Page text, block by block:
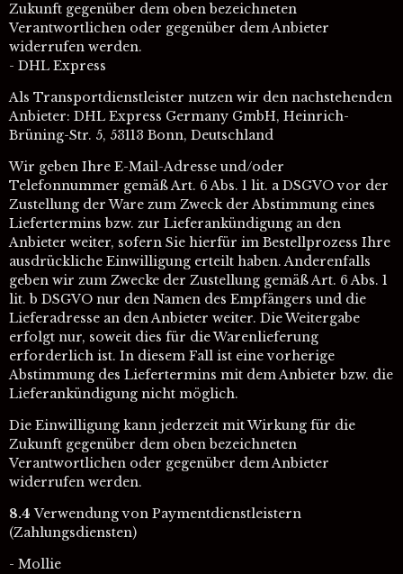
Zukunft gegenüber dem oben bezeichneten
Verantwortlichen oder gegenüber dem Anbieter
widerrufen werden.
- DHL Express
Als Transportdienstleister nutzen wir den nachstehenden
Anbieter: DHL Express Germany GmbH, Heinrich-
Brüning-Str. 5, 53113 Bonn, Deutschland
Wir geben Ihre E-Mail-Adresse und/oder
Telefonnummer gemäß Art. 6 Abs. 1 lit. a DSGVO vor der
Zustellung der Ware zum Zweck der Abstimmung eines
Liefertermins bzw. zur Lieferankündigung an den
Anbieter weiter, sofern Sie hierfür im Bestellprozess Ihre
ausdrückliche Einwilligung erteilt haben. Anderenfalls
geben wir zum Zwecke der Zustellung gemäß Art. 6 Abs. 1
lit. b DSGVO nur den Namen des Empfängers und die
Lieferadresse an den Anbieter weiter. Die Weitergabe
erfolgt nur, soweit dies für die Warenlieferung
erforderlich ist. In diesem Fall ist eine vorherige
Abstimmung des Liefertermins mit dem Anbieter bzw. die
Lieferankündigung nicht möglich.
Die Einwilligung kann jederzeit mit Wirkung für die
Zukunft gegenüber dem oben bezeichneten
Verantwortlichen oder gegenüber dem Anbieter
widerrufen werden.
8.4 Verwendung von Paymentdienstleistern
(Zahlungsdiensten)
- Mollie